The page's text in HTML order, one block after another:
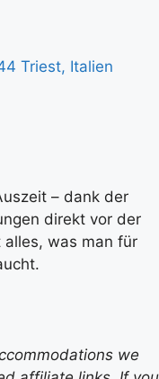
Triest, Italien
– dank der
direkt vor der
was man für
we